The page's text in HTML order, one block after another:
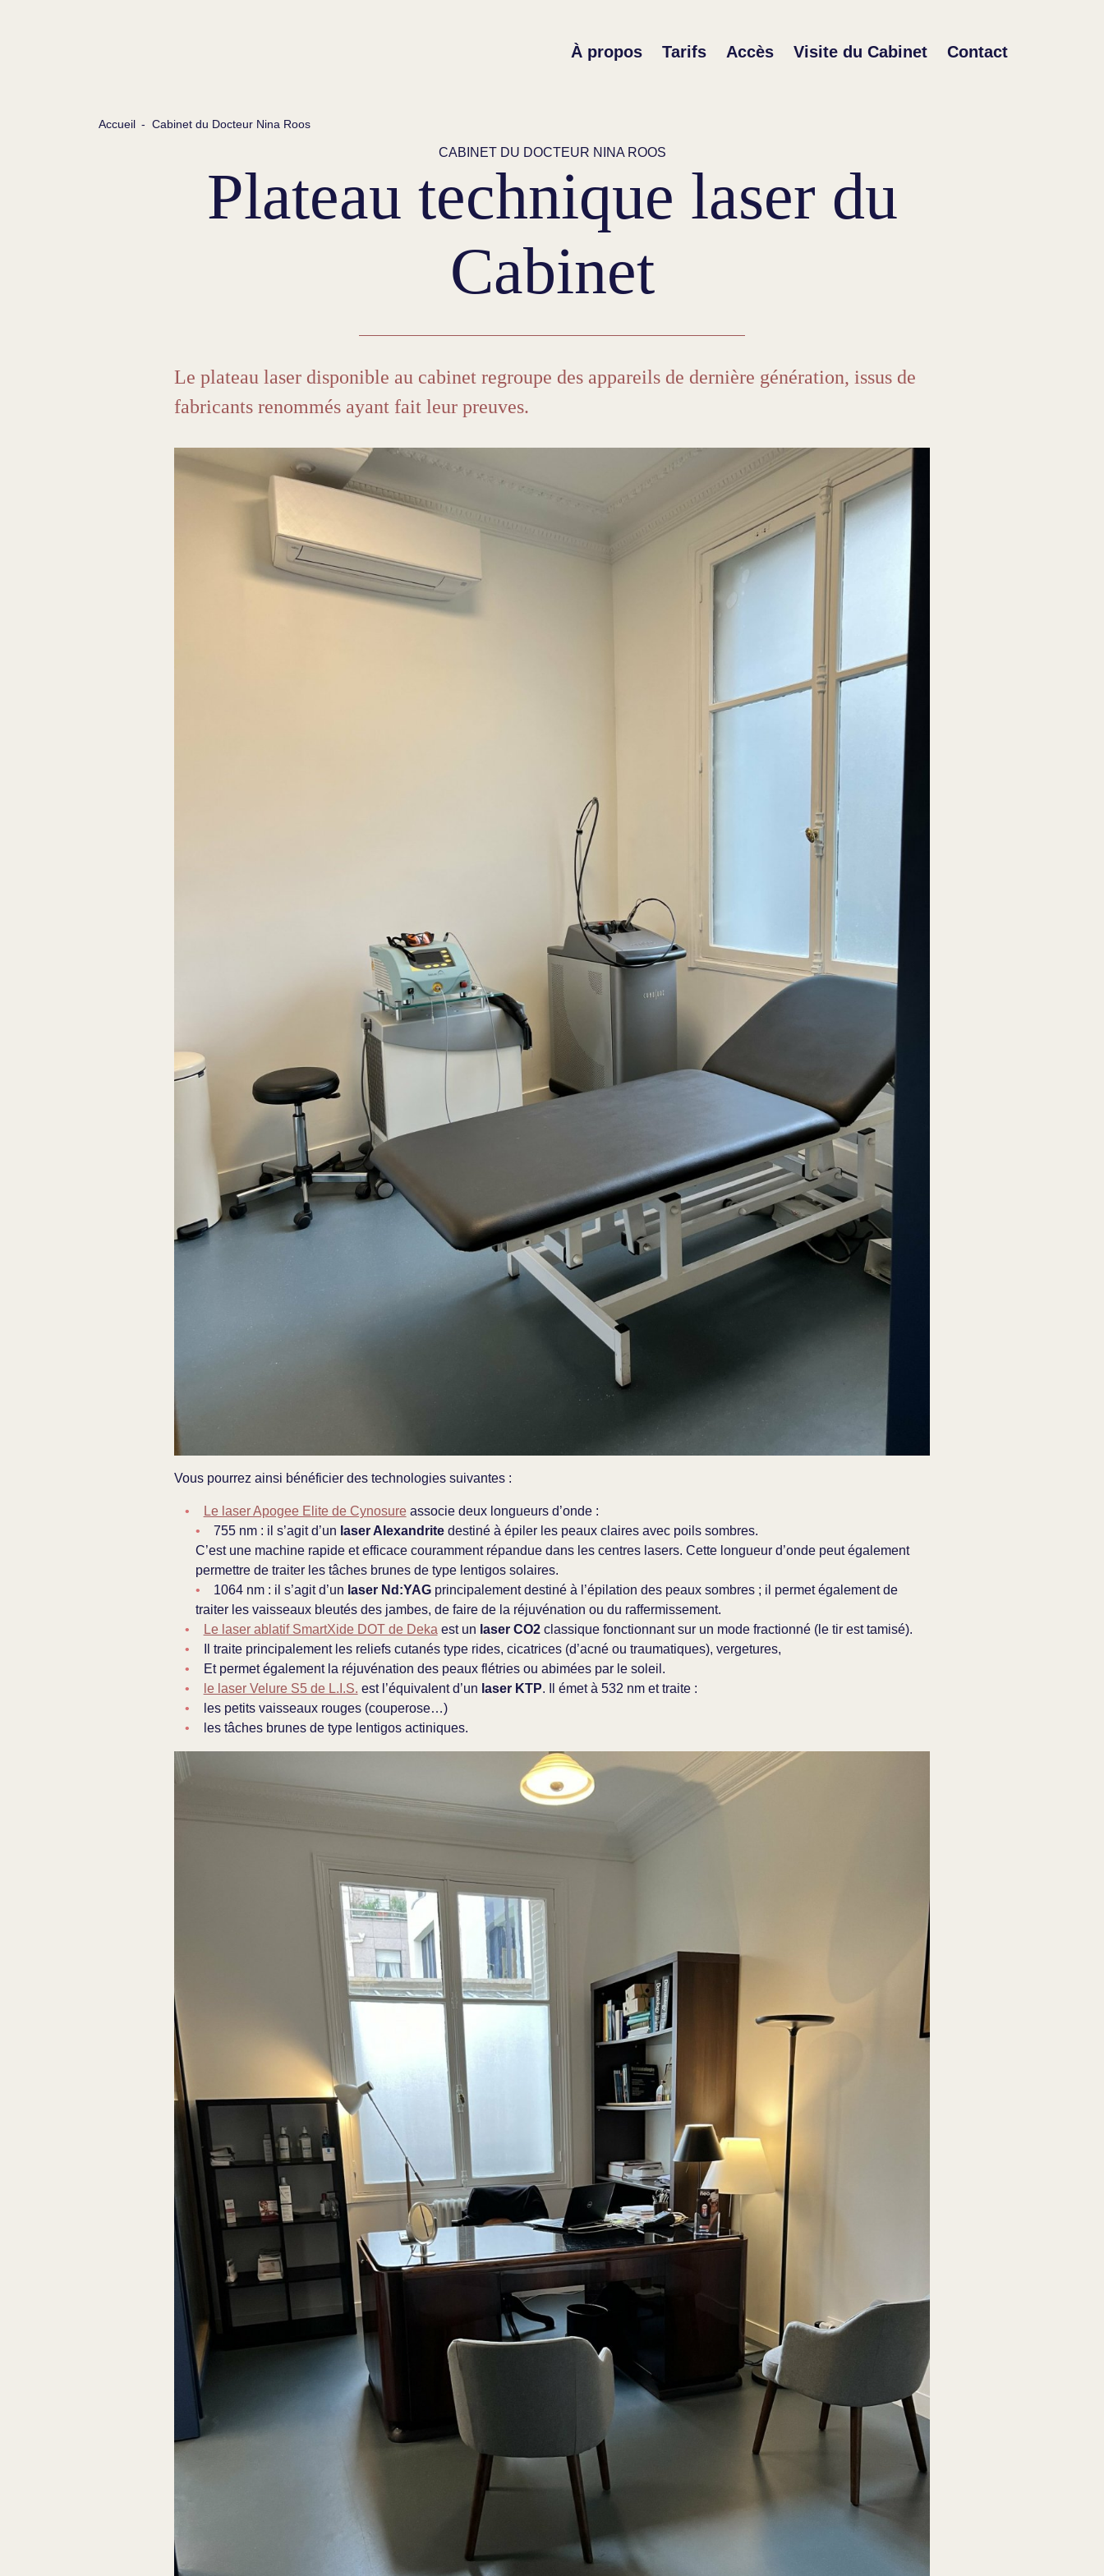
À propos Tarifs Accès Visite du Cabinet Contact
Accueil - Cabinet du Docteur Nina Roos
CABINET DU DOCTEUR NINA ROOS
Plateau technique laser du
Cabinet
Le plateau laser disponible au cabinet regroupe des appareils de dernière génération, issus de
fabricants renommés ayant fait leur preuves.
Vous pourrez ainsi bénéficier des technologies suivantes :
Le laser Apogee Elite de Cynosureassocie deux longueurs d’onde :
755 nm : il s’agit d’un laser Alexandrite destiné à épiler les peaux claires avec poils sombres.
C’est une machine rapide et efficace couramment répandue dans les centres lasers. Cette longueur d’onde peut également
permettre de traiter les tâches brunes de type lentigos solaires.
1064 nm : il s’agit d’un laser Nd:YAG principalement destiné à l’épilation des peaux sombres ; il permet également de
traiter les vaisseaux bleutés des jambes, de faire de la réjuvénation ou du raffermissement.
Le laser ablatif SmartXide DOT de Deka est un laser CO2classique fonctionnant sur un mode fractionné (le tir est tamisé).
Il traite principalement les reliefs cutanés type rides, cicatrices (d’acné ou traumatiques), vergetures,
Et permet également la réjuvénation des peaux flétries ou abimées par le soleil.
le laser Velure S5 de L.I.S. est l’équivalent d’un laser KTP. Il émet à 532 nm et traite :
les petits vaisseaux rouges (couperose…)
les tâches brunes de type lentigos actiniques.